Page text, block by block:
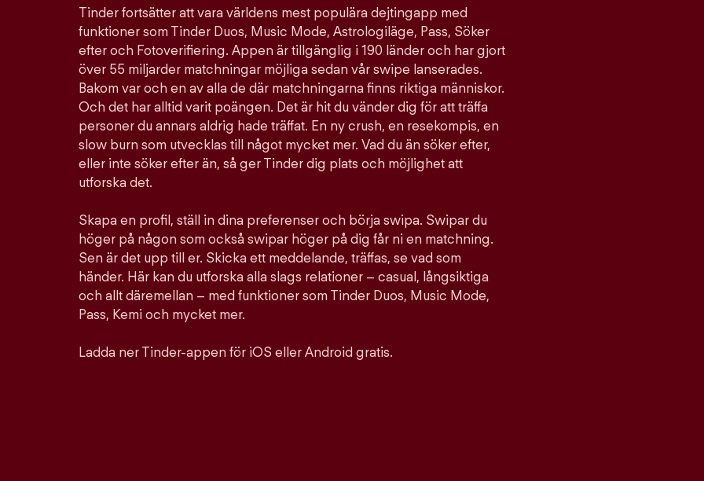
Tinder fortsätter att vara världens mest populära dejtingapp med
funktioner som Tinder Duos, Music Mode, Astrologiläge, Pass, Söker
efter och Fotoverifiering. Appen är tillgänglig i 190 länder och har gjort
över 55 miljarder matchningar möjliga sedan vår swipe lanserades.
Bakom var och en av alla de där matchningarna finns riktiga människor.
Och det har alltid varit poängen. Det är hit du vänder dig för att träffa
personer du annars aldrig hade träffat. En ny crush, en resekompis, en
slow burn som utvecklas till något mycket mer. Vad du än söker efter,
eller inte söker efter än, så ger Tinder dig plats och möjlighet att
utforska det.
Skapa en profil, ställ in dina preferenser och börja swipa. Swipar du
höger på någon som också swipar höger på dig får ni en matchning.
Sen är det upp till er. Skicka ett meddelande, träffas, se vad som
händer. Här kan du utforska alla slags relationer – casual, långsiktiga
och allt däremellan – med funktioner som Tinder Duos, Music Mode,
Pass, Kemi och mycket mer.
Ladda ner Tinder-appen för iOS eller Android gratis.